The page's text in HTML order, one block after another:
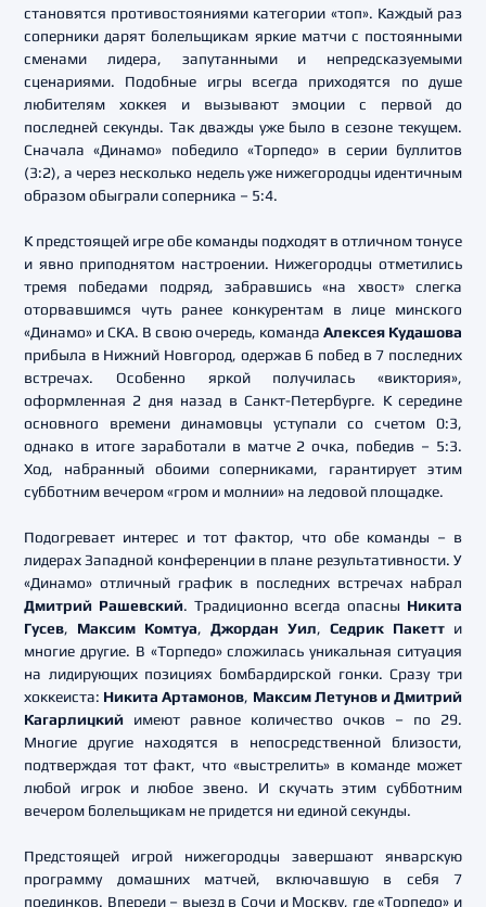
становятся противостояниями категории «топ». Каждый раз
соперники дарят болельщикам яркие матчи с постоянными
сменами лидера, запутанными и непредсказуемыми
сценариями. Подобные игры всегда приходятся по душе
любителям хоккея и вызывают эмоции с первой до
последней секунды. Так дважды уже было в сезоне текущем.
Сначала «Динамо» победило «Торпедо» в серии буллитов
(3:2), а через несколько недель уже нижегородцы идентичным
образом обыграли соперника – 5:4.
К предстоящей игре обе команды подходят в отличном тонусе
и явно приподнятом настроении. Нижегородцы отметились
тремя победами подряд, забравшись «на хвост» слегка
оторвавшимся чуть ранее конкурентам в лице минского
«Динамо» и СКА. В свою очередь, команда Алексея Кудашова
прибыла в Нижний Новгород, одержав 6 побед в 7 последних
встречах. Особенно яркой получилась «виктория»,
оформленная 2 дня назад в Санкт-Петербурге. К середине
основного времени динамовцы уступали со счетом 0:3,
однако в итоге заработали в матче 2 очка, победив – 5:3.
Ход, набранный обоими соперниками, гарантирует этим
субботним вечером «гром и молнии» на ледовой площадке.
Подогревает интерес и тот фактор, что обе команды – в
лидерах Западной конференции в плане результативности. У
«Динамо» отличный график в последних встречах набрал
Дмитрий Рашевский. Традиционно всегда опасны Никита
Гусев, Максим Комтуа, Джордан Уил, Седрик Пакетт и
многие другие. В «Торпедо» сложилась уникальная ситуация
на лидирующих позициях бомбардирской гонки. Сразу три
хоккеиста: Никита Артамонов, Максим Летунов иДмитрий
Кагарлицкий имеют равное количество очков – по 29.
Многие другие находятся в непосредственной близости,
подтверждая тот факт, что «выстрелить» в команде может
любой игрок и любое звено. И скучать этим субботним
вечером болельщикам не придется ни единой секунды.
Предстоящей игрой нижегородцы завершают январскую
программу домашних матчей, включавшую в себя 7
поединков. Впереди – выезд в Сочи и Москву, где «Торпедо» и